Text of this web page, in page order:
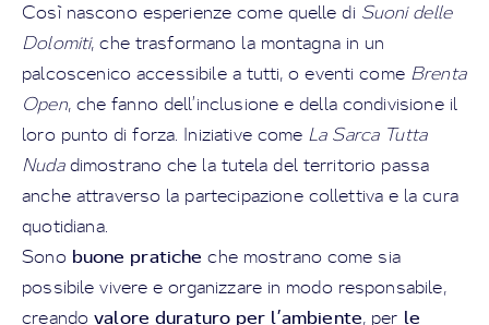
Così nascono esperienze come quelle di Suoni delle
Dolomiti, che trasformano la montagna in un
palcoscenico accessibile a tutti, o eventi come Brenta
Open, che fanno dell’inclusione e della condivisione il
loro punto di forza. Iniziative come La Sarca Tutta
Nudadimostrano che la tutela del territorio passa
anche attraverso la partecipazione collettiva e la cura
quotidiana.
Sono buone pratiche che mostrano come sia
possibile vivere e organizzare in modo responsabile,
creandovalore duraturo per l’ambiente, per le